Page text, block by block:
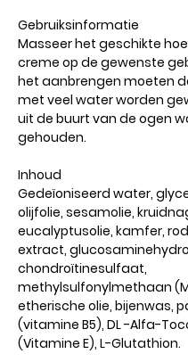
Gebruiksinformatie
Masseer het geschikte
creme op de gewenste
het aanbrengen moeten
met veel water worden
uit de buurt van de ogen
gehouden.
Inhoud
Gedeïoniseerd water,
olijfolie, sesamolie,
eucalyptusolie, kamfer,
extract,
chondroïtinesulfaat,
methylsulfonylmethaan
etherische olie, bijenwas,
(vitamine B5), DL -Alfa-
(Vitamine E), L-Glutathion.